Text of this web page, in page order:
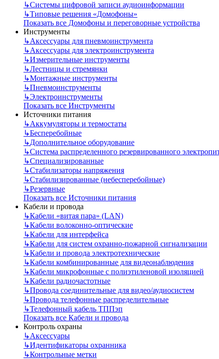
↳Системы цифровой записи аудиоинформации
↳Типовые решения «Домофоны»
Показать все Домофоны и переговорные устройства
Инструменты
↳Аксессуары для пневмоинструмента
↳Аксессуары для электроинструмента
↳Измерительные инструменты
↳Лестницы и стремянки
↳Монтажные инструменты
↳Пневмоинструменты
↳Электроинструменты
Показать все Инструменты
Источники питания
↳Аккумуляторы и термостаты
↳Бесперебойные
↳Дополнительное оборудование
↳Система распределенного резервированного
↳Специализированные
↳Стабилизаторы напряжения
↳Стабилизированные (небесперебойные)
↳Резервные
Показать все Источники питания
Кабели и провода
↳Кабели «витая пара» (LAN)
↳Кабели волоконно-оптические
↳Кабели для интерфейса
↳Кабели для систем охранно-пожарной сигнализации
↳Кабели и провода электротехнические
↳Кабели комбинированные для видеонаблюдения
↳Кабели микрофонные с полиэтиленовой изоляцией
↳Кабели радиочастотные
↳Провода соединительные для видео/аудиосистем
↳Провода телефонные распределительные
↳Телефонный кабель ТППэп
Показать все Кабели и провода
Контроль охраны
↳Аксессуары
↳Идентификаторы охранника
↳Контрольные метки